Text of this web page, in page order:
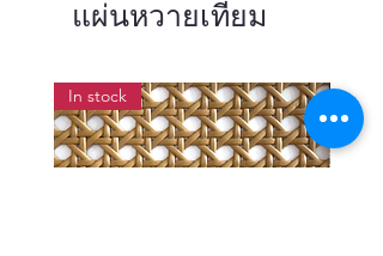
แผ่นหวายเทียม
In stock